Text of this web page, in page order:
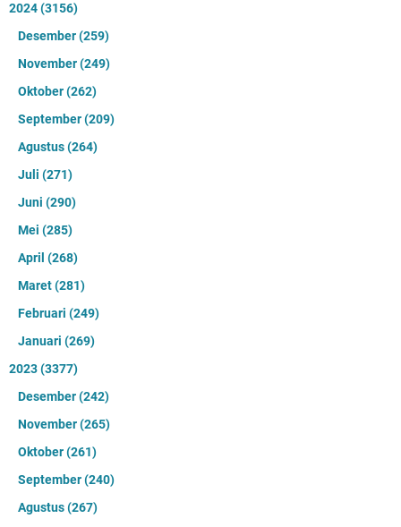
2024(3156)
Desember(259)
November(249)
Oktober(262)
September(209)
Agustus(264)
Juli (271)
Juni (290)
Mei (285)
April (268)
Maret(281)
Februari (249)
Januari (269)
2023(3377)
Desember(242)
November(265)
Oktober(261)
September(240)
Agustus(267)